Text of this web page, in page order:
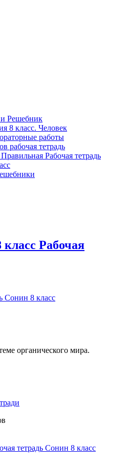
Решебник
8 класс. Человек
работы
рабочая тетрадь
Рабочая тетрадь
Рабочая
Сонин 8 класс
органического мира.
тетрадь Сонин 8 класс